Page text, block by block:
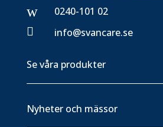
w
0240-101 02

info@svancare.se
Se våra produkter
Nyheter och mässor